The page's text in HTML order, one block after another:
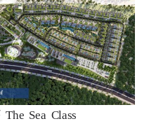
Sea Class